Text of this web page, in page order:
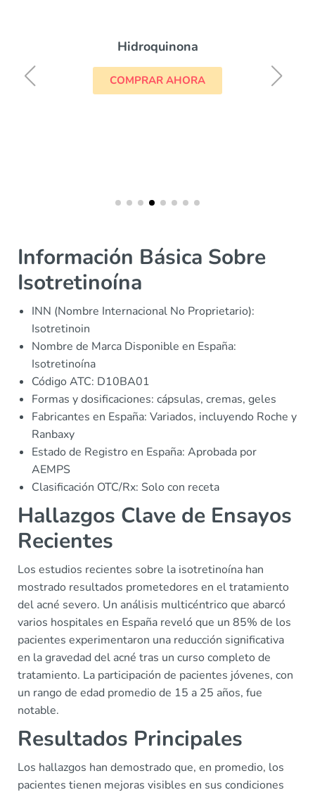
Hidroquinona
COMPRAR AHORA
Información Básica Sobre
Isotretinoína
INN (Nombre Internacional No Proprietario):
Isotretinoin
Nombre de Marca Disponible en España:
Isotretinoína
Código ATC: D10BA01
Formas y dosificaciones: cápsulas, cremas, geles
Fabricantes en España: Variados, incluyendo Roche y
Ranbaxy
Estado de Registro en España: Aprobada por
AEMPS
Clasificación OTC/Rx: Solo con receta
Hallazgos Clave de Ensayos
Recientes
Los estudios recientes sobre la isotretinoína han
mostrado resultados prometedores en el tratamiento
del acné severo. Un análisis multicéntrico que abarcó
varios hospitales en España reveló que un 85% de los
pacientes experimentaron una reducción significativa
en la gravedad del acné tras un curso completo de
tratamiento. La participación de pacientes jóvenes, con
un rango de edad promedio de 15 a 25 años, fue
notable.
Resultados Principales
Los hallazgos han demostrado que, en promedio, los
pacientes tienen mejoras visibles en sus condiciones